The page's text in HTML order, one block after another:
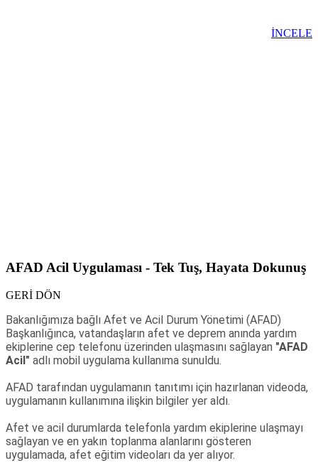
İNCELE
AFAD Acil Uygulaması - Tek Tuş, Hayata Dokunuş
GERİ DÖN
Bakanlığımıza bağlı Afet ve Acil Durum Yönetimi (AFAD)
Başkanlığınca, vatandaşların afet ve deprem anında yardım
ekiplerine cep telefonu üzerinden ulaşmasını sağlayan "AFAD
Acil" adlı mobil uygulama kullanıma sunuldu.
AFAD tarafından uygulamanın tanıtımı için hazırlanan videoda,
uygulamanın kullanımına ilişkin bilgiler yer aldı.
Afet ve acil durumlarda telefonla yardım ekiplerine ulaşmayı
sağlayan ve en yakın toplanma alanlarını gösteren
uygulamada, afet eğitim videoları da yer alıyor.